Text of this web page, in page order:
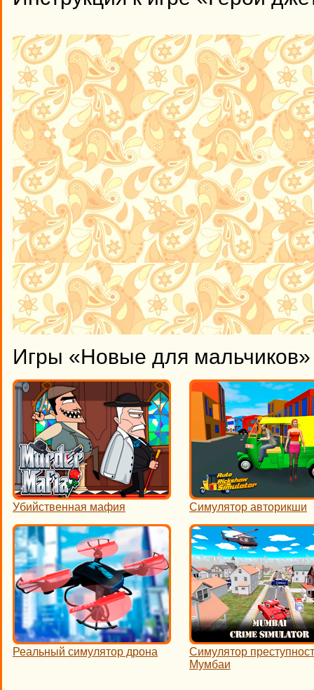
Игры «Новые для мальчиков»
Убийственная мафия Симулятор авторикши
Реальный симулятор дрона
Симулятор
Мумбаи